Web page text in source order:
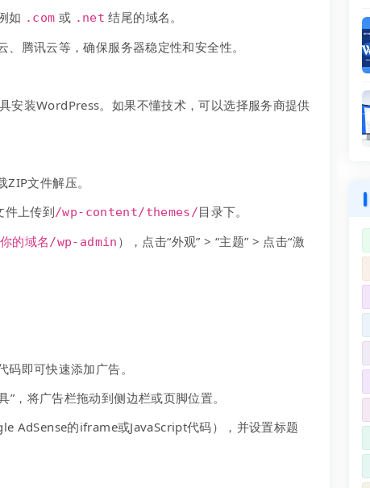
如 .com 或 .net 结尾的域名。
腾讯云等，确保服务器稳定性和安全性。
安装WordPress。如果不懂技术，可以选择服务商提供
文件解压。
件上传到/wp-content/themes/目录下。
域名/wp-admin ），点击“外观” > “主题” > 点击“激
即可快速添加广告。
，将广告栏拖动到侧边栏或页脚位置。
AdSense的iframe或JavaScript代码），并设置标题